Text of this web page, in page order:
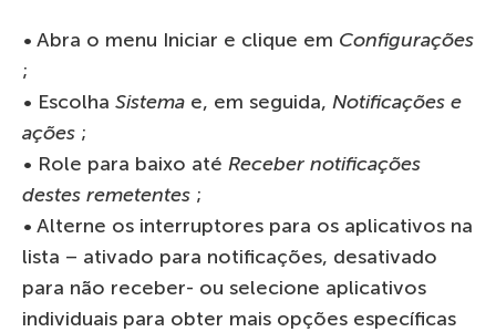
• Abra o menu Iniciar e clique em Configurações
;
• Escolha Sistema e, em seguida, Notificações e
ações ;
• Role para baixo até Receber notificações
destes remetentes ;
• Alterne os interruptores para os aplicativos na
lista – ativado para notificações, desativado
para não receber- ou selecione aplicativos
individuais para obter mais opções específicas